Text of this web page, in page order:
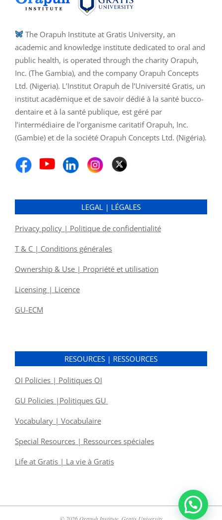
The Orapuh Institute at Gratis University, an
academic and knowledge institute dedicated to oral and
public health, is operated through the charity Orapuh,
Inc. (The Gambia), and the company Orapuh Concepts
Ltd. (Nigeria). L’Institut Orapuh de l’Université Gratis, un
institut académique et de savoir dédié à la santé bucco-
dentaire et à la santé publique, est géré par
l’intermédiaire de l’organisme caritatif Orapuh, Inc.
(Gambie) et de la société Orapuh Concepts Ltd. (Nigéria).
LEGAL | LÉGALES
Privacy policy | Politique de confidentialité
T & C | Conditions générales
Ownership & Use | Propriété et utilisation
Licensing | Licence
GU-ECM
RESOURCES | RESSOURCES
OI Policies | Politiques OI
GU Policies |Politiques GU
Vocabulary | Vocabulaire
Special Resources | Ressources spéciales
Life at Gratis | La vie à Gratis
© 2026 Orapuh Institute, Gratis University